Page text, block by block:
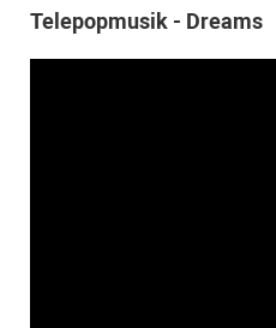
Telepopmusik - Dreams